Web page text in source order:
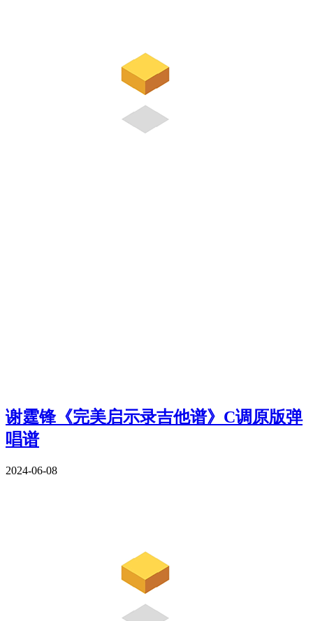
谢霆锋《完美启示录吉他谱》C调原版弹
唱谱
2024-06-08